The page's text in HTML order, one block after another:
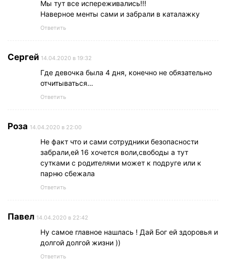
Мы тут все испереживались!!!
Наверное менты сами и забрали в каталажку
Ответить
Сергей 14.04.2020 в 19:32
Где девочка была 4 дня, конечно не обязательно
отчитываться…
Ответить
Роза 14.04.2020 в 22:00
Не факт что и сами сотрудники безопасности
забрали,ей 16 хочется воли,свободы а тут
сутками с родителями может к подруге или к
парню сбежала
Ответить
Павел 14.04.2020 в 22:42
Ну самое главное нашлась ! Дай Бог ей здоровья и
долгой долгой жизни ))
Ответить